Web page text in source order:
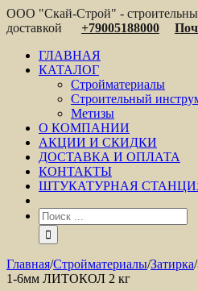
ООО "Скай-Строй" -
доставкой
+79005188000
ГЛАВНАЯ
КАТАЛОГ
Стройматериалы
Строительный
Метизы
О КОМПАНИИ
АКЦИИ И СКИДКИ
ДОСТАВКА И ОПЛАТА
КОНТАКТЫ
ШТУКАТУРНАЯ
Главная/Стройматериалы/Затирка/
1-6мм ЛИТОКОЛ 2 кг